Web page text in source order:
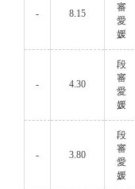
- 8.15
審
愛
媛
- 4.30
段
審
愛
媛
- 3.80
段
審
愛
媛